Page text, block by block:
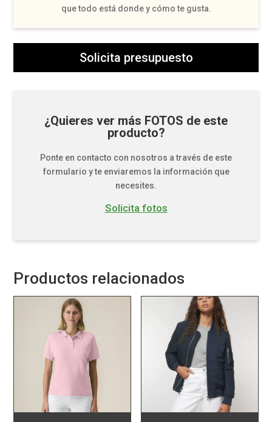
que todo está donde y cómo te gusta.
Solicita presupuesto
¿Quieres ver más FOTOS de este
producto?
Ponte en contacto con nosotros a través de este
formulario y te enviaremos la información que
necesites.
Solicita fotos
Productos relacionados